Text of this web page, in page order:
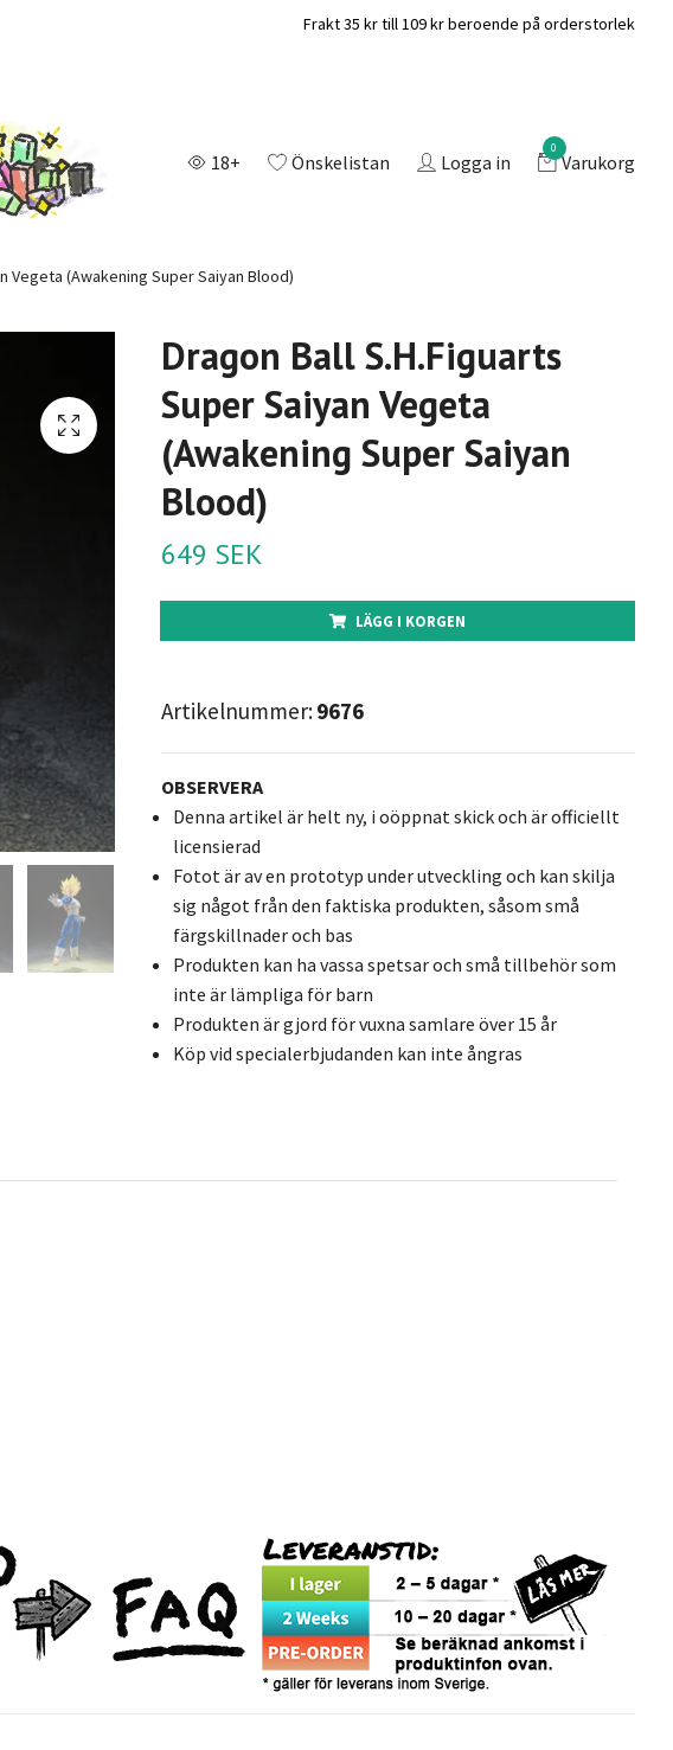
Frakt 35 kr till 109 kr beroende på orderstorlek
18+ Önskelistan Logga in
0
Varukorg
Vegeta (Awakening Super Saiyan Blood)
Dragon Ball S.H.Figuarts
Super Saiyan Vegeta
(Awakening Super Saiyan
Blood)
649 SEK
LÄGG I KORGEN
Artikelnummer:9676
OBSERVERA
Denna artikel är helt ny, i oöppnat skick och är officiellt
licensierad
Fotot är av en prototyp under utveckling och kan skilja
sig något från den faktiska produkten, såsom små
färgskillnader och bas
Produkten kan ha vassa spetsar och små tillbehör som
inte är lämpliga för barn
Produkten är gjord för vuxna samlare över 15 år
Köp vid specialerbjudanden kan inte ångras